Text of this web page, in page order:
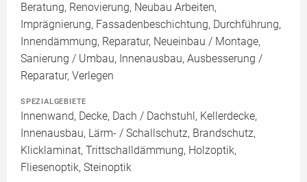
Beratung, Renovierung, Neubau Arbeiten,
Imprägnierung, Fassadenbeschichtung, Durchführung,
Innendämmung, Reparatur, Neueinbau / Montage,
Sanierung / Umbau, Innenausbau, Ausbesserung /
Reparatur, Verlegen
SPEZIALGEBIETE
Innenwand, Decke, Dach / Dachstuhl, Kellerdecke,
Innenausbau, Lärm- / Schallschutz, Brandschutz,
Klicklaminat, Trittschalldämmung, Holzoptik,
Fliesenoptik, Steinoptik